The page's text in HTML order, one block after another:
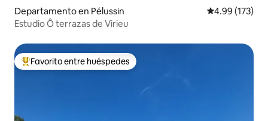
Departamento en Pélussin Calificación
4.99 (173)
Estudio Ô terrazas de Virieu
De los mejores en Favorito entre huéspedes
Favorito entre huéspedes